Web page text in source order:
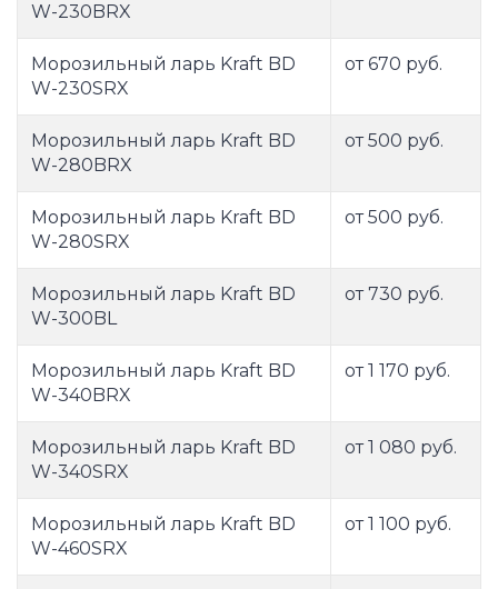
W-230BRX
Морозильный ларь Kraft BD
W-230SRX
от 670 руб.
Морозильный ларь Kraft BD
W-280BRX
от 500 руб.
Морозильный ларь Kraft BD
W-280SRX
от 500 руб.
Морозильный ларь Kraft BD
W-300BL
от 730 руб.
Морозильный ларь Kraft BD
W-340BRX
от 1 170 руб.
Морозильный ларь Kraft BD
W-340SRX
от 1 080 руб.
Морозильный ларь Kraft BD
W-460SRX
от 1 100 руб.